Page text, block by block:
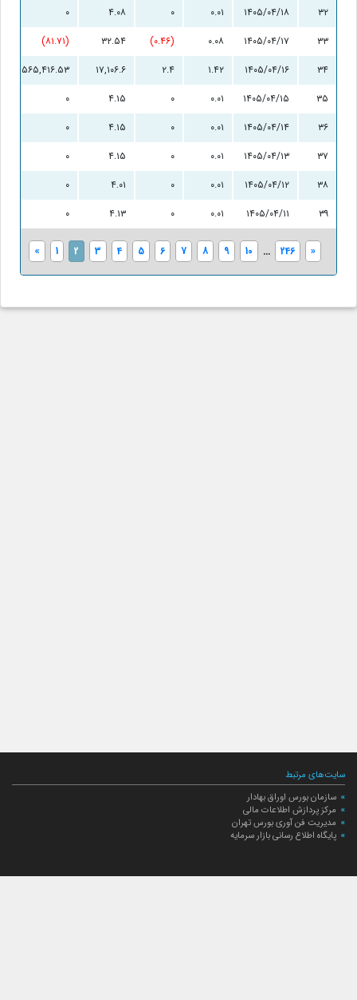
۳۲
۱۴۰۵/۰۴/۱۸ ۰.۰۱ ۰ ۴.۰۸
۰
۳۳
۱۴۰۵/۰۴/۱۷ ۰.۰۸ (۰.۴۶) ۳۲.۵۴
(۸۱.۷۱)
۳۴
۱۴۰۵/۰۴/۱۶ ۱.۴۲ ۲.۴ ۱۷,۱۰۶.۶
۵۶۵,۴۱۶.۵۳
۳۵
۱۴۰۵/۰۴/۱۵ ۰.۰۱ ۰ ۴.۱۵
۰
۳۶
۱۴۰۵/۰۴/۱۴ ۰.۰۱ ۰ ۴.۱۵
۰
۳۷
۱۴۰۵/۰۴/۱۳ ۰.۰۱ ۰ ۴.۱۵
۰
۳۸
۱۴۰۵/۰۴/۱۲ ۰.۰۱ ۰ ۴.۰۱
۰
۳۹
۱۴۰۵/۰۴/۱۱ ۰.۰۱ ۰ ۴.۱۳ ۰
« 1 2 3 4 5 6 7 8 9 10 ... 246 »
سایت‌های مرتبط
سازمان بورس اوراق بهادار
مرکز پردازش اطلاعات مالی
مدیریت فن آوری بورس تهران
پایگاه اطلاع رسانی بازار سرمایه
ارتباط با صندوق